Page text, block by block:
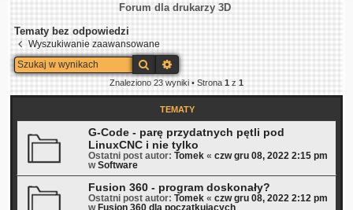
Forum dla drukarzy 3D
Tematy bez odpowiedzi
Wyszukiwanie zaawansowane
Szukaj
Znaleziono 23 wyniki • Strona 1 z 1
TEMATY
G-Code - parę przydatnych pętli pod
LinuxCNC i nie tylko
Ostatni post autor: Tomek« czw gru 08, 2022 2:15 pm
wSoftware
Fusion 360 - program doskonały?
Ostatni post autor: Tomek« czw gru 08, 2022 2:12 pm
w Fusion 360 dla początkujących